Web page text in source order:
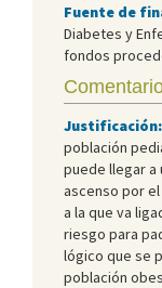
Fuente de
Diabetes y
fondos
Justificación:
población
puede llegar a
ascenso por
a la que va
riesgo para
lógico que se
población